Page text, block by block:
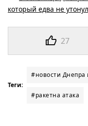
27
который едва не
Теги:
#новости Днепра
#ракетна атака